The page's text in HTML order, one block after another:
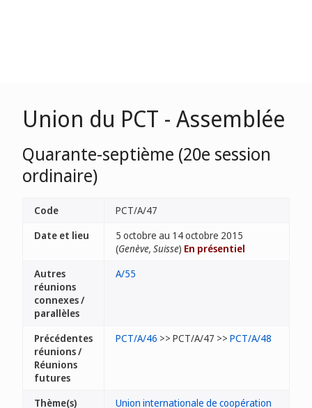
Union du PCT - Assemblée
Quarante-septième (20e session
ordinaire)
Code
PCT/A/47
Date et lieu
5 octobre au 14 octobre 2015
(Genève, Suisse) En présentiel
Autres
réunions
connexes /
parallèles
A/55
Précédentes
réunions /
Réunions
futures
PCT/A/46 >> PCT/A/47 >> PCT/A/48
Thème(s)
Union internationale de coopération